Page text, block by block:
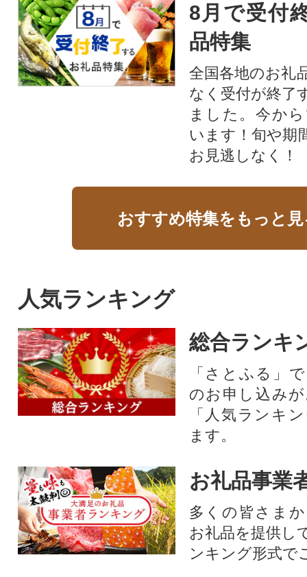
8月で受付
品特集
全国各地のお礼
なく受付が終了
ました。今か
います！旬や期
お見逃しなく！
おすすめ特集をもっと
人気ランキング
総合ランキ
「さとふる」
のお申し込み
「人気ランキ
ます。
お礼品事業
多くの皆さま
お礼品を提供し
ンキング形式で